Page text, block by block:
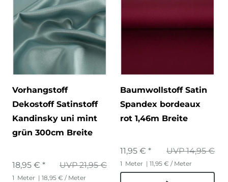
Vorhangstoff
Dekostoff Satinstoff
Kandinsky uni mint
grün 300cm Breite
UVP 21,95 €
18,95 € *
1 Meter | 18,95 € / Meter
Baumwollstoff Satin
Spandex bordeaux
rot 1,46m Breite
UVP 14,95 €
11,95 € *
1 Meter | 11,95 € / Meter